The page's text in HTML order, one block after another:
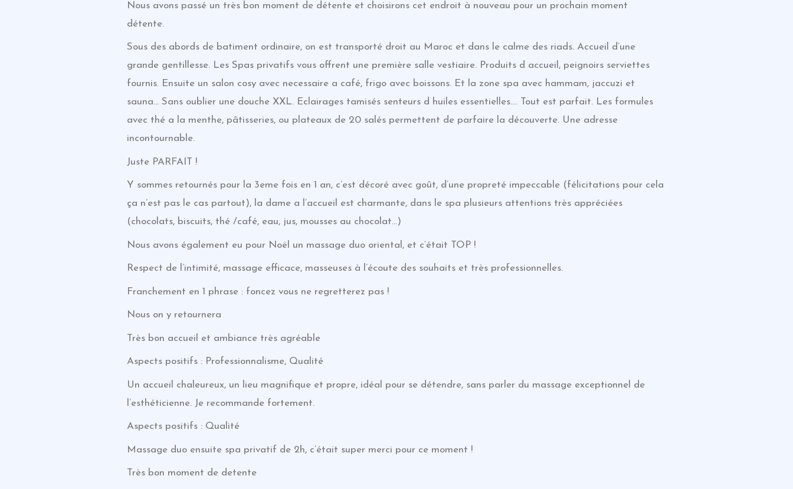
Nous avons passé un très bon moment de détente et choisirons cet endroit à nouveau pour un prochain moment
détente.
Sous des abords de batiment ordinaire, on est transporté droit au Maroc et dans le calme des riads. Accueil d’une
grande gentillesse. Les Spas privatifs vous offrent une première salle vestiaire. Produits d accueil, peignoirs serviettes
fournis. Ensuite un salon cosy avec necessaire a café, frigo avec boissons. Et la zone spa avec hammam, jaccuzi et
sauna… Sans oublier une douche XXL. Eclairages tamisés senteurs d huiles essentielles…. Tout est parfait. Les formules
avec thé a la menthe, pâtisseries, ou plateaux de 20 salés permettent de parfaire la découverte. Une adresse
incontournable.
Juste PARFAIT !
Y sommes retournés pour la 3eme fois en 1 an, c’est décoré avec goût, d’une propreté impeccable (félicitations pour cela
ça n’est pas le cas partout), la dame a l’accueil est charmante, dans le spa plusieurs attentions très appréciées
(chocolats, biscuits, thé /café, eau, jus, mousses au chocolat…)
Nous avons également eu pour Noël un massage duo oriental, et c’était TOP !
Respect de l’intimité, massage efficace, masseuses à l’écoute des souhaits et très professionnelles.
Franchement en 1 phrase : foncez vous ne regretterez pas !
Nous on y retournera
Très bon accueil et ambiance très agréable
Aspects positifs : Professionnalisme, Qualité
Un accueil chaleureux, un lieu magnifique et propre, idéal pour se détendre, sans parler du massage exceptionnel de
l’esthéticienne. Je recommande fortement.
Aspects positifs : Qualité
Massage duo ensuite spa privatif de 2h, c’était super merci pour ce moment !
Très bon moment de detente